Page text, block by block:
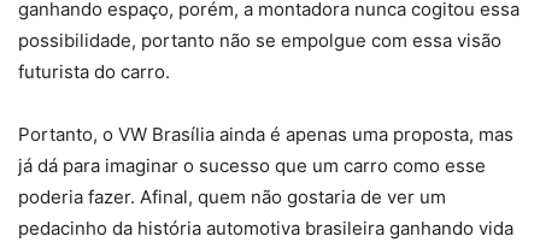
ganhando espaço, porém, a montadora nunca cogitou essa
possibilidade, portanto não se empolgue com essa visão
futurista do carro.
Portanto, o VW Brasília ainda é apenas uma proposta, mas
já dá para imaginar o sucesso que um carro como esse
poderia fazer. Afinal, quem não gostaria de ver um
pedacinho da história automotiva brasileira ganhando vida